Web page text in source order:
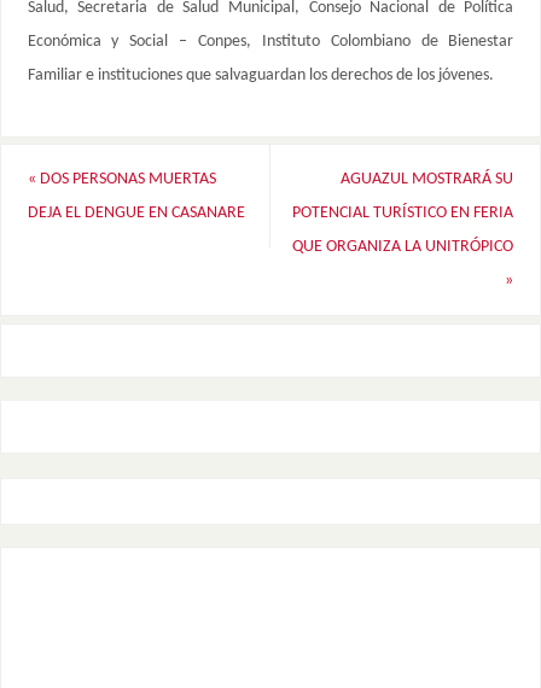
Salud, Secretaria de Salud Municipal, Consejo Nacional de Política
Económica y Social – Conpes, Instituto Colombiano de Bienestar
Familiar e instituciones que salvaguardan los derechos de los jóvenes.
« DOS PERSONAS MUERTAS
DEJA EL DENGUE EN CASANARE
AGUAZUL MOSTRARÁ SU
POTENCIAL TURÍSTICO EN FERIA
QUE ORGANIZA LA UNITRÓPICO
»